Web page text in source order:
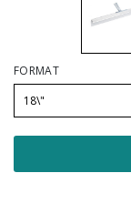
FORMAT